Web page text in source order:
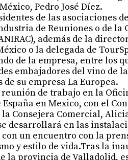
Pedro José Díez.
de las asociaciones
de Reuniones o de la
además de la
o la delegada de
de la empresa, entre los
embajadores del vino de
su empresa La Europea.
de trabajo en la
en Mexico, con el
Consejera Comercial,
desarrollará en las
un encuentro con la
y estilo de vida.Tras la
la provincia de Valladolid,